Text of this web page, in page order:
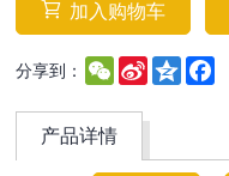
加入购物车
分享到： WeChat
Sina
Weibo
Qzone
产品详情